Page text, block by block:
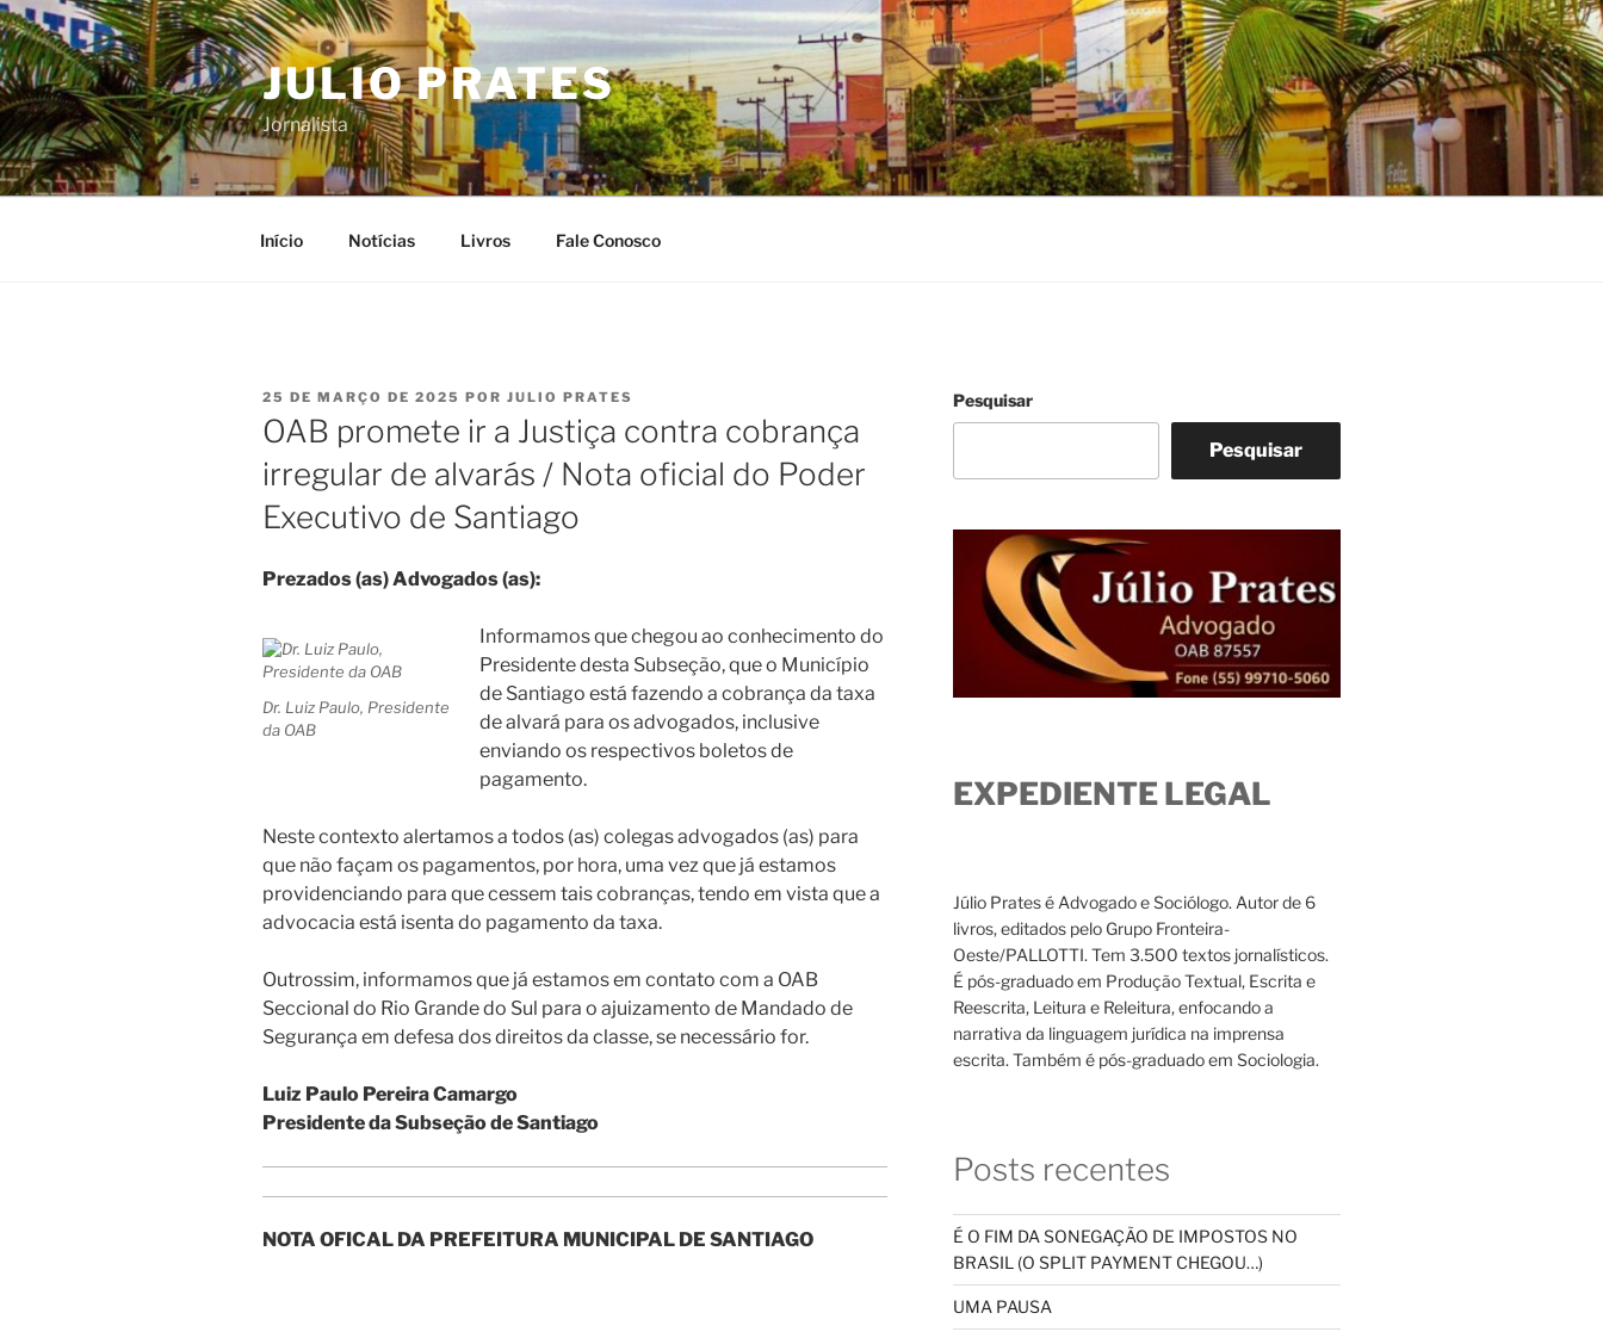
Pular
para
o
conteúdo
JULIO PRATES
Jornalista
Início Notícias Livros Fale Conosco
PUBLICADO
EM
25 DE MARÇO DE 2025 POR JULIO PRATES
OAB promete ir a Justiça contra cobrança
irregular de alvarás / Nota oficial do Poder
Executivo de Santiago
Prezados (as) Advogados (as):
Dr. Luiz Paulo, Presidente
da OAB
Informamos que chegou ao conhecimento do
Presidente desta Subseção, que o Município
de Santiago está fazendo a cobrança da taxa
de alvará para os advogados, inclusive
enviando os respectivos boletos de
pagamento.
Neste contexto alertamos a todos (as) colegas advogados (as) para
que não façam os pagamentos, por hora, uma vez que já estamos
providenciando para que cessem tais cobranças, tendo em vista que a
advocacia está isenta do pagamento da taxa.
Outrossim, informamos que já estamos em contato com a OAB
Seccional do Rio Grande do Sul para o ajuizamento de Mandado de
Segurança em defesa dos direitos da classe, se necessário for.
Luiz Paulo Pereira Camargo
Presidente da Subseção de Santiago
NOTA OFICAL DA PREFEITURA MUNICIPAL DE SANTIAGO
Pesquisar
Pesquisar
EXPEDIENTE LEGAL
Júlio Prates é Advogado e Sociólogo. Autor de 6
livros, editados pelo Grupo Fronteira-
Oeste/PALLOTTI. Tem 3.500 textos jornalísticos.
É pós-graduado em Produção Textual, Escrita e
Reescrita, Leitura e Releitura, enfocando a
narrativa da linguagem jurídica na imprensa
escrita. Também é pós-graduado em Sociologia.
Posts recentes
É O FIM DA SONEGAÇÃO DE IMPOSTOS NO
BRASIL (O SPLIT PAYMENT CHEGOU…)
UMA PAUSA